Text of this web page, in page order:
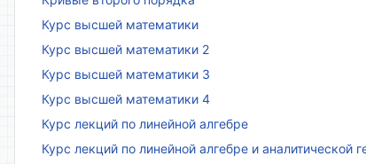
Курс высшей математики
Курс высшей математики 2
Курс высшей математики 3
Курс высшей математики 4
Курс лекций по линейной алгебре
Курс лекций по линейной алгебре и аналитической